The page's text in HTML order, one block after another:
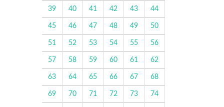
39 40 41 42 43 44
45 46 47 48 49 50
51 52 53 54 55 56
57 58 59 60 61 62
63 64 65 66 67 68
69 70 71 72 73 74